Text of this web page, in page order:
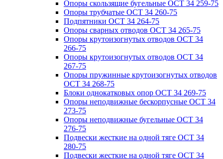
Опоры скользящие бугельные ОСТ 34 259-75
Опоры трубчатые ОСТ 34 260-75
Подпятники ОСТ 34 264-75
Опоры сварных отводов ОСТ 34 265-75
Опоры крутоизогнутых отводов ОСТ 34
266-75
Опоры крутоизогнутых отводов ОСТ 34
267-75
Опоры пружинные крутоизогнутых отводов
ОСТ 34 268-75
Блоки однокатковых опор ОСТ 34 269-75
Опоры неподвижные бескорпусные ОСТ 34
273-75
Опоры неподвижные бугельные ОСТ 34
276-75
Подвески жесткие на одной тяге ОСТ 34
280-75
Подвески жесткие на одной тяге ОСТ 34